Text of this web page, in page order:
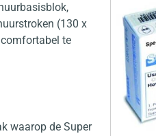
(130 x
te
waarop de Super